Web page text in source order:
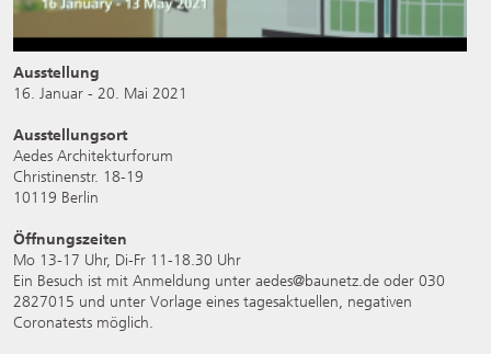
Ausstellung
16. Januar - 20. Mai 2021
Ausstellungsort
Aedes Architekturforum
Christinenstr. 18-19
10119 Berlin
Öffnungszeiten
Mo 13-17 Uhr, Di-Fr 11-18.30 Uhr
Ein Besuch ist mit Anmeldung unter aedes@baunetz.de oder 030
2827015 und unter Vorlage eines tagesaktuellen, negativen
Coronatests möglich.